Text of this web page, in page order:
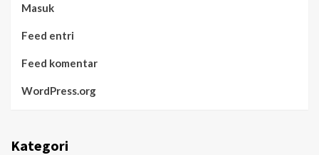
Masuk
Feed entri
Feed komentar
WordPress.org
Kategori